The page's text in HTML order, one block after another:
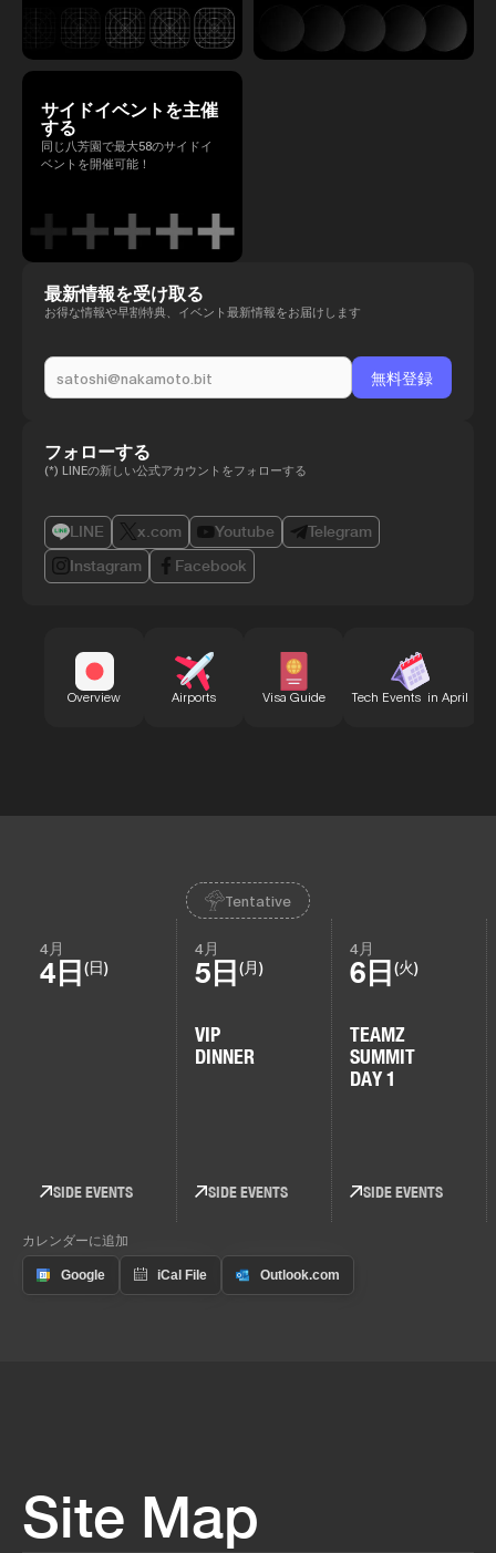
サイドイベントを主催
する
同じ八芳園で最大58のサイドイ
ベントを開催可能！
最新情報を受け取る
お得な情報や早割特典、イベント最新情報をお届けします
フォローする
(*) LINEの新しい公式アカウントをフォローする
LINE x.com Youtube
Telegram
Instagram
Facebook
Overview Airports Visa Guide Tech Events in April
Tentative
4月
4日 (日)
SIDE EVENTS
4月
5日 (月)
VIP
DINNER
SIDE EVENTS
4月
6日 (火)
TEAMZ
SUMMIT
DAY 1
SIDE EVENTS
カレンダーに追加
Site Map